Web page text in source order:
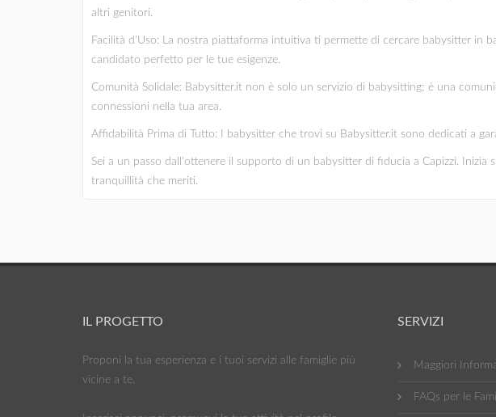
altri genitori.
Facilità d'Uso: La nostra piattaforma intuitiva ti permette di cercare babysitter in
candidato perfetto per le tue esigenze.
Comunità Solidale: Babysitter.it non è solo un servizio di babysitting; è una
connessioni nella tua area.
Affidabilità Prima di Tutto: I babysitter che trovi su Babysitter.it sono dedicati a
Sei a un passo dall'ottenere il supporto di un babysitter di fiducia a Capizzi.
tranquillità che meriti.
IL PROGETTO
Proponi la tua esperienza e i tuoi servizi alle famiglie più
vicine a te.
SERVIZI
Maggiori
FAQs per le